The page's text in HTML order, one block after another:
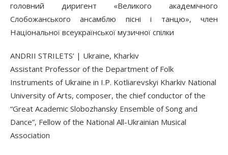
головний диригент «Великого академічного
Слобожанського ансамблю пісні і танцю», член
Національної всеукраїнської музичної спілки
ANDRII STRILETS’ | Ukraine, Kharkiv
Assistant Professor of the Department of Folk
Instruments of Ukraine in I.P. Kotliarevskyi Kharkiv National
University of Arts, composer, the chief conductor of the
“Great Academic Slobozhansky Ensemble of Song and
Dance”, Fellow of the National All-Ukrainian Musical
Association